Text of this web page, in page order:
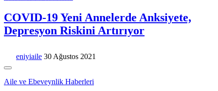
COVID-19 Yeni Annelerde Anksiyete,
Depresyon Riskini Artırıyor
eniyiaile 30 Ağustos 2021
Aile ve Ebeveynlik Haberleri